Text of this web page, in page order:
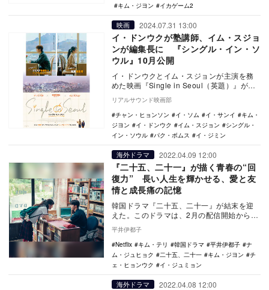
キム・ジヨン
イカゲーム2
映画 2024.07.31 13:00
イ・ドンウクが塾講師、イム・スジョ
ンが編集長に 『シングル・イン・ソ
ウル』10月公開
イ・ドンウクとイム・スジョンが主演を務
めた映画『Single in Seoul（英題）』が、
『シングル・イン・ソウル』の邦題で1…
リアルサウンド映画部
チャン・ヒョンソン
イ・ソム イ・サンイ
キム・
ジヨン
イ・ドンウク イム・スジョン
シングル・
イン・ソウル
パク・ボムス イ・ジミン
海外ドラマ 2022.04.09 12:00
『二十五、二十一』が描く青春の“回
復力” 長い人生を輝かせる、愛と友
情と成長痛の記憶
韓国ドラマ『二十五、二十一』が結末を迎
えた。このドラマは、2月の配信開始から最
終回まで、一貫して人々にエールを送り続
けていた。輝…
平井伊都子
Netflix
キム・テリ 韓国ドラマ 平井伊都子
ナ
ム・ジュヒョク
二十五、二十一 キム・ジヨン
チ
ェ・ヒョンウク
イ・ジュミョン
海外ドラマ 2022.04.08 12:00